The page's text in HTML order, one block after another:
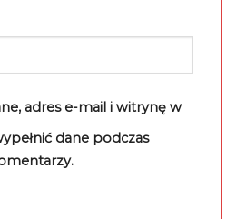
adres e-mail i witrynę w
dane podczas